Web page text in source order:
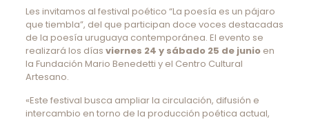
Les invitamos al festival poético “La poesía es un pájaro
que tiembla”, del que participan doce voces destacadas
de la poesía uruguaya contemporánea. El evento se
realizará los días viernes 24 y sábado 25 de junioen
la Fundación Mario Benedetti y el Centro Cultural
Artesano.
«Este festival busca ampliar la circulación, difusión e
intercambio en torno de la producción poética actual,